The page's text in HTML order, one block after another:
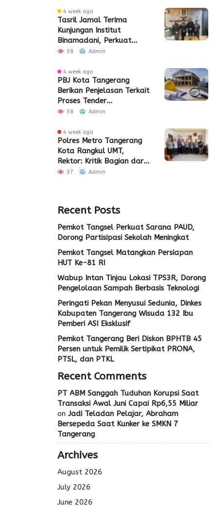
4 week ago
Tasril Jamal Terima
Kunjungan Institut
Binamadani, Perkuat
Sinergi Bangun SDM Kota
38 Admin
4 week ago
PBJ Kota Tangerang
Berikan Penjelasan Terkait
Proses Tender
Pembangunan Eks Pabrik
38 Admin
4 week ago
Polres Metro Tangerang
Kota Rangkul UMT,
Rektor: Kritik Bagian dari
Demokrasi
37 Admin
Recent Posts
Pemkot Tangsel Perkuat Sarana PAUD,
Dorong Partisipasi Sekolah Meningkat
Pemkot Tangsel Matangkan Persiapan
HUT Ke-81 RI
Wabup Intan Tinjau Lokasi TPS3R, Dorong
Pengelolaan Sampah Berbasis Teknologi
Peringati Pekan Menyusui Sedunia, Dinkes
Kabupaten Tangerang Wisuda 132 Ibu
Pemberi ASI Eksklusif
Pemkot Tangerang Beri Diskon BPHTB 45
Persen untuk Pemilik Sertipikat PRONA,
PTSL, dan PTKL
Recent Comments
PT ABM Sanggah Tuduhan Korupsi Saat
Transaksi Awal Juni Capai Rp6,55 Miliar
on Jadi Teladan Pelajar, Abraham
Bersepeda Saat Kunker ke SMKN 7
Tangerang
Archives
August 2026
July 2026
June 2026